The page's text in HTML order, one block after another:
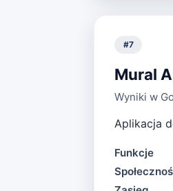
#7
Mural
Wyniki w
Aplikacja
Funkcje